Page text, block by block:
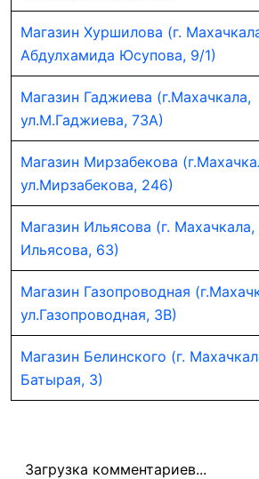
Магазин Хуршилова (г.
Абдулхамида Юсупова, 9/1)
Магазин Гаджиева (г.Махачкала,
ул.М.Гаджиева, 73А)
Магазин Мирзабекова
ул.Мирзабекова, 246)
Магазин Ильясова (г. Махачкала,
Ильясова, 63)
Магазин Газопроводная
ул.Газопроводная, 3В)
Магазин Белинского (г.
Батырая, 3)
Загрузка комментариев...